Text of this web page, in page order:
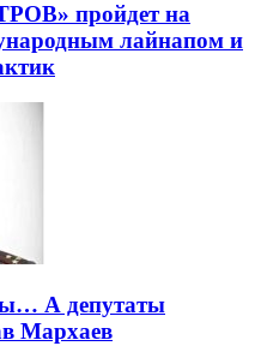
пройдет на
лайнапом и
А депутаты
Мархаев